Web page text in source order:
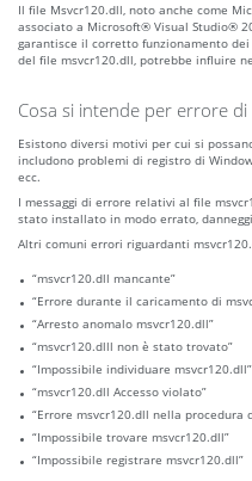
Il file Msvcr120.dll, noto anche come
associato a Microsoft® Visual Studio®
garantisce il corretto funzionamento
del file msvcr120.dll, potrebbe influire
Cosa si intende per errore
Esistono diversi motivi per cui si
includono problemi di registro di
ecc.
I messaggi di errore relativi al file
stato installato in modo errato,
Altri comuni errori riguardanti
“msvcr120.dll mancante”
“Errore durante il caricamento di
“Arresto anomalo msvcr120.dll”
“msvcr120.dlll non è stato trovato”
“Impossibile individuare msvcr120.dll”
“msvcr120.dll Accesso violato”
“Errore msvcr120.dll nella procedura
“Impossibile trovare msvcr120.dll”
“Impossibile registrare msvcr120.dll”